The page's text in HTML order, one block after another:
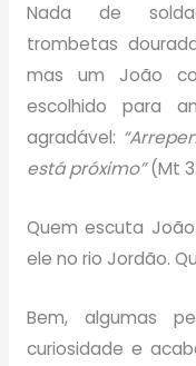
Nada de
trombetas
mas um João
escolhido para
agradável:
está próximo”(Mt
Quem escuta
ele no rio Jordão.
Bem, algumas
curiosidade e